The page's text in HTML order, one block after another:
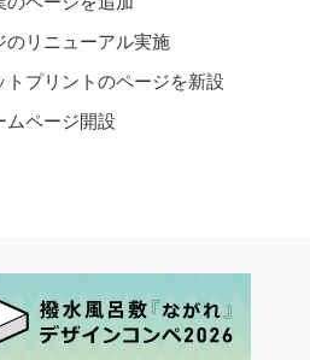
リニューアル実施
プリントのページを新設
ページ開設